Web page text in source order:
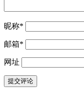
昵称*
邮箱*
网址